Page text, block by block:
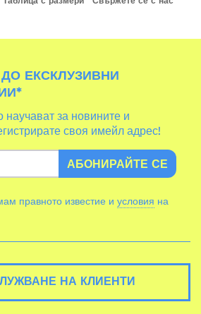
ЕКСКЛУЗИВНИ
научават за новините и
своя имейл адрес!
АБОНИРАЙТЕ СЕ
правното известие и условия
НА КЛИЕНТИ